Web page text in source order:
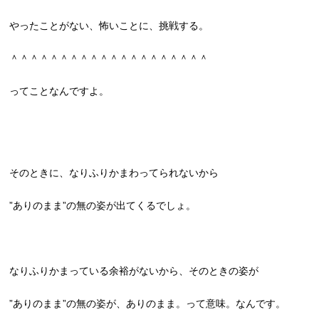
やったことがない、怖いことに、挑戦する。
＾＾＾＾＾＾＾＾＾＾＾＾＾＾＾＾＾＾＾＾
ってことなんですよ。
そのときに、なりふりかまわってられないから
”ありのまま”の無の姿が出てくるでしょ。
なりふりかまっている余裕がないから、そのときの姿が
”ありのまま”の無の姿が、ありのまま。って意味。なんです。